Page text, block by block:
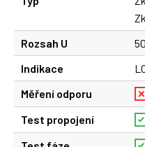
Rozsah U
Indikace
Měření odporu
Test propojení